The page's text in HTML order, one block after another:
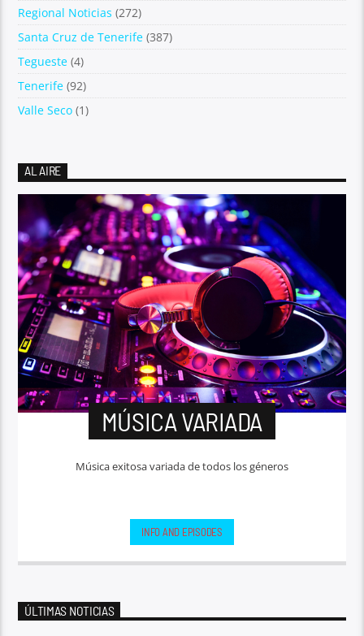
Regional Noticias (272)
Santa Cruz de Tenerife (387)
Tegueste (4)
Tenerife (92)
Valle Seco (1)
AL AIRE
MÚSICA VARIADA
Música exitosa variada de todos los géneros
INFO AND EPISODES
ÚLTIMAS NOTICIAS